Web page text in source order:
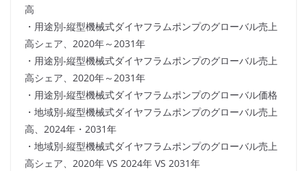
高
・用途別-縦型機械式ダイヤフラムポンプのグローバル売上
高シェア、2020年～2031年
・用途別-縦型機械式ダイヤフラムポンプのグローバル売上
高シェア、2020年～2031年
・用途別-縦型機械式ダイヤフラムポンプのグローバル価格
・地域別-縦型機械式ダイヤフラムポンプのグローバル売上
高、2024年・2031年
・地域別-縦型機械式ダイヤフラムポンプのグローバル売上
高シェア、2020年 VS 2024年 VS 2031年